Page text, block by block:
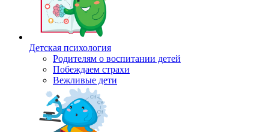
Детская психология
Родителям о воспитании детей
Побеждаем страхи
Вежливые дети